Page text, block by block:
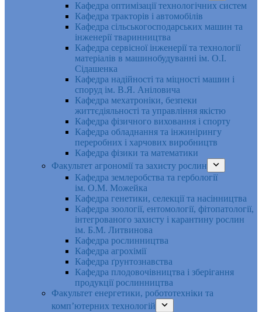
Кафедра оптимізації технологічних систем
Кафедра тракторів і автомобілів
Кафедра сільськогосподарських машин та
інженерії тваринництва
Кафедра cервісної інженерії та технології
матеріалів в машинобудуванні ім. О.І.
Сідашенка
Кафедра надійності та міцності машин і
споруд ім. В.Я. Аніловича
Кафедра мехатроніки, безпеки
життєдіяльності та управління якістю
Кафедра фізичного виховання і спорту
Кафедра обладнання та інжинірингу
переробних і харчових виробництв
Кафедра фізики та математики
Факультет агрономії та захисту рослин
Кафедра землеробства та гербології
ім. О.М. Можейка
Кафедра генетики, селекції та насінництва
Кафедра зоології, ентомології, фітопатології,
інтегрованого захисту і карантину рослин
ім. Б.М. Литвинова
Кафедра рослинництва
Кафедра агрохімії
Кафедра ґрунтознавства
Кафедра плодовочівництва і зберігання
продукції рослинництва
Факультет енергетики, робототехніки та
комп’ютерних технологій